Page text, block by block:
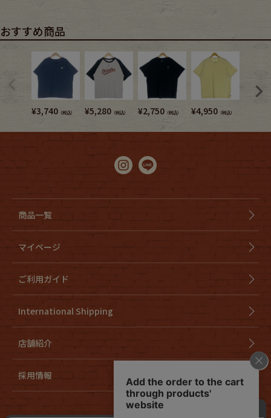
おすすめ商品
¥3,740 （税込） ¥5,280 （税込） ¥2,750 （税込） ¥4,950 （税込）
商品一覧
マイページ
ご利用ガイド
International Shipping
店舗紹介
採用情報